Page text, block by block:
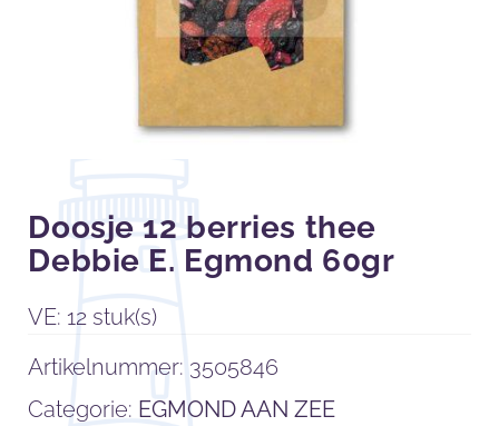
Doosje 12 berries thee
Debbie E. Egmond 60gr
VE: 12 stuk(s)
Artikelnummer: 3505846
Categorie: EGMOND AAN ZEE